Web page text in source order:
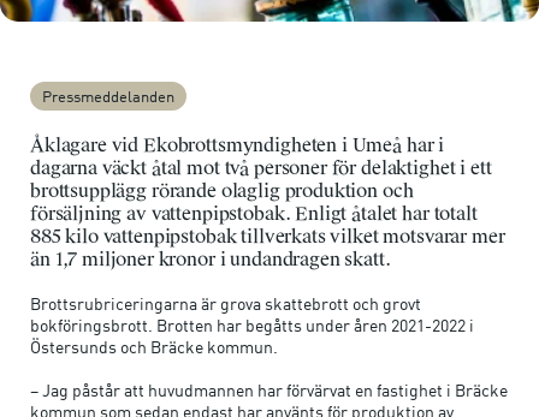
Pressmeddelanden
Åklagare vid Ekobrottsmyndigheten i Umeå har i
dagarna väckt åtal mot två personer för delaktighet i ett
brottsupplägg rörande olaglig produktion och
försäljning av vattenpipstobak. Enligt åtalet har totalt
885 kilo vattenpipstobak tillverkats vilket motsvarar mer
än 1,7 miljoner kronor i undandragen skatt.
Brottsrubriceringarna är grova skattebrott och grovt
bokföringsbrott. Brotten har begåtts under åren 2021-2022 i
Östersunds och Bräcke kommun.
– Jag påstår att huvudmannen har förvärvat en fastighet i Bräcke
kommun som sedan endast har använts för produktion av